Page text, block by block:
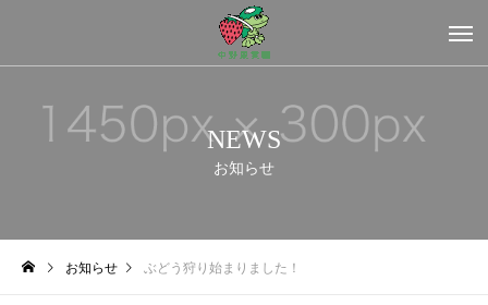
NEWS
お知らせ
お知らせ ぶどう狩り始まりました！